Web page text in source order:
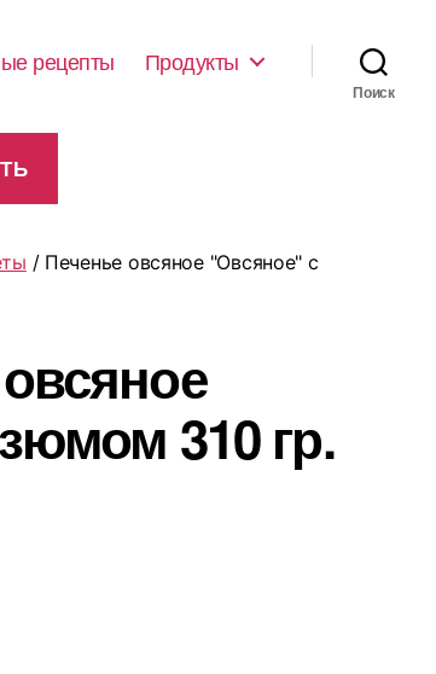
рецепты Продукты
Поиск
/ Печенье овсяное "Овсяное" с
310 гр.